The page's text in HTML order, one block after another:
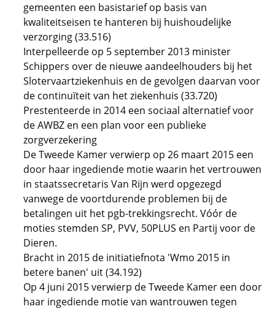
gemeenten een basistarief op basis van
kwaliteitseisen te hanteren bij huishoudelijke
verzorging (33.516)
Interpelleerde op 5 september 2013 minister
Schippers over de nieuwe aandeelhouders bij het
Slotervaartziekenhuis en de gevolgen daarvan voor
de continuïteit van het ziekenhuis (33.720)
Prestenteerde in 2014 een sociaal alternatief voor
de AWBZ en een plan voor een publieke
zorgverzekering
De Tweede Kamer verwierp op 26 maart 2015 een
door haar ingediende motie waarin het vertrouwen
in staatssecretaris Van Rijn werd opgezegd
vanwege de voortdurende problemen bij de
betalingen uit het pgb-trekkingsrecht. Vóór de
moties stemden SP, PVV, 50PLUS en Partij voor de
Dieren.
Bracht in 2015 de initiatiefnota 'Wmo 2015 in
betere banen' uit (34.192)
Op 4 juni 2015 verwierp de Tweede Kamer een door
haar ingediende motie van wantrouwen tegen